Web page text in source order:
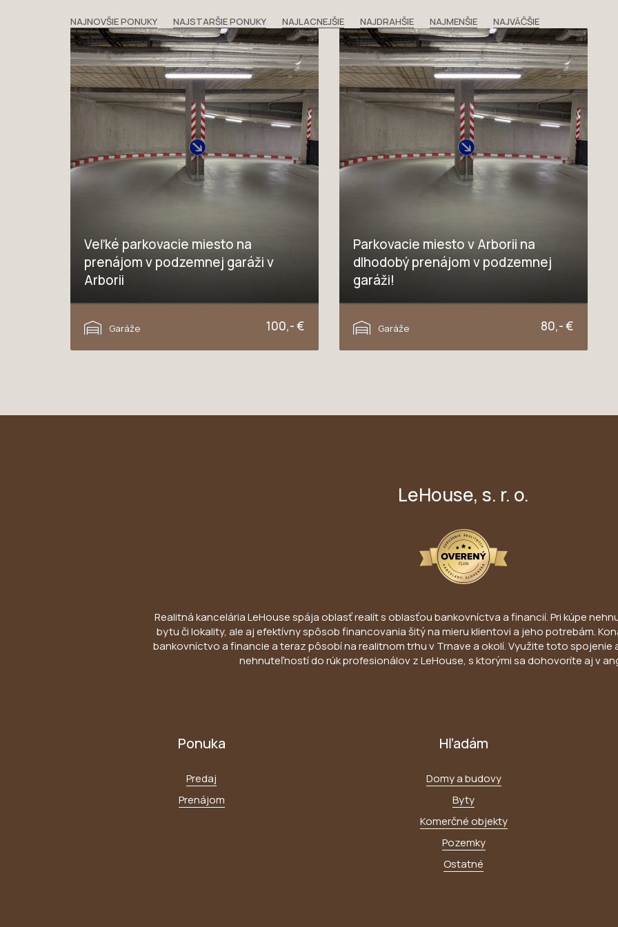
NAJNOVŠIE PONUKY NAJSTARŠIE PONUKY NAJLACNEJŠIE NAJDRAHŠIE NAJMENŠIE NAJVÄČŠIE
Veľké parkovacie miesto na
prenájom v podzemnej garáži v
Arborii
Garáže
100,- €
Parkovacie miesto v Arborii na
dlhodobý prenájom v podzemnej
garáži!
Garáže
80,- €
LeHouse, s. r. o.
Realitná kancelária LeHouse spája oblasť realít s oblasťou bankovníctva a financií. Pri kúpe
bytu či lokality, ale aj efektívny spôsob financovania šitý na mieru klientovi a jeho potrebám.
bankovníctvo a financie a teraz pôsobí na realitnom trhu v Trnave a okolí. Využite toto spojenie
nehnuteľností do rúk profesionálov z LeHouse, s ktorými sa dohovoríte aj v
Ponuka
Predaj
Prenájom
Hľadám
Domy a budovy
Byty
Komerčné objekty
Pozemky
Ostatné